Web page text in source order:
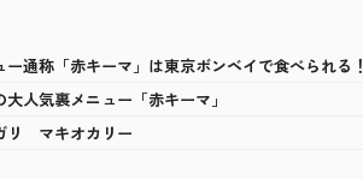
通称「赤キーマ」は東京ボンベイで食べられる！
人気裏メニュー「赤キーマ」
リ マキオカリー